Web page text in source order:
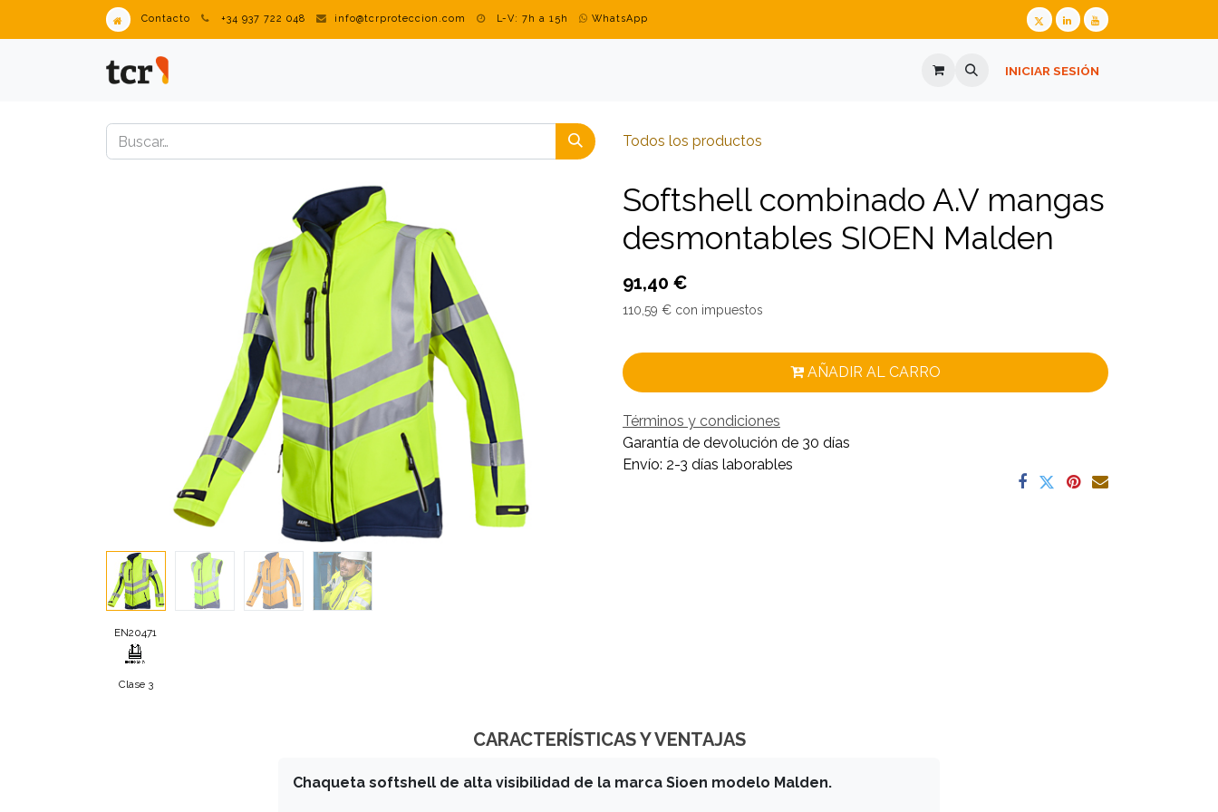
Contacto +34 937 722 048 info@tcrproteccion.com L-V: 7h a 15h WhatsApp
GAFAS GRADUADAS PREGUNTES FREQÜENTS
INICIAR SESIÓN
Todos los productos
EN20471
Clase 3
Softshell combinado A.V mangas
desmontables SIOEN Malden
91,40 €
110,59 € con impuestos
AÑADIR AL CARRO
Términos y condiciones
Garantía de devolución de 30 días
Envío: 2-3 días laborables
CARACTERÍSTICAS Y VENTAJAS
Chaqueta softshell de alta visibilidad de la marca Sioen modelo Malden.